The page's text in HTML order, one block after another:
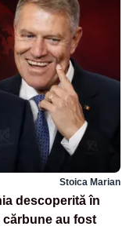
Stoica Marian
descoperită în
cărbune au fost